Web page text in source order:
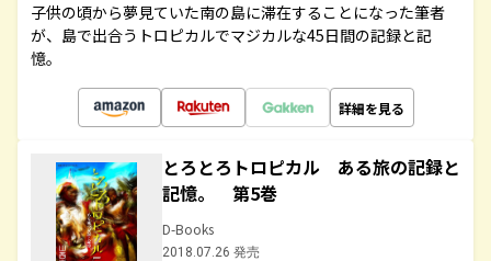
子供の頃から夢見ていた南の島に滞在することになった筆者
が、島で出合うトロピカルでマジカルな45日間の記録と記
憶。
詳細を見る
とろとろトロピカル ある旅の記録と
記憶。 第5巻
D-Books
2018.07.26 発売